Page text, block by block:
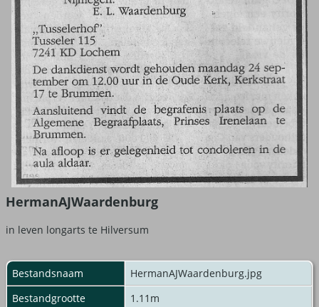
HermanAJWaardenburg
in leven longarts te Hilversum
Bestandsnaam
HermanAJWaardenburg.jpg
Bestandgrootte
1.11m